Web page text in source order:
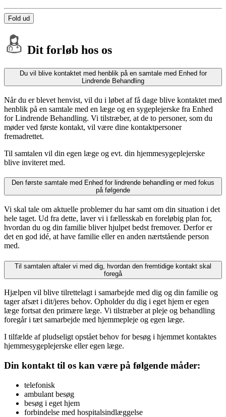
Fold ud
Dit forløb hos os
Du vil blive kontaktet med henblik på en samtale med Enhed for
Lindrende Behandling
Når du er blevet henvist, vil du i løbet af få dage blive kontaktet med
henblik på en samtale med en læge og en sygeplejerske fra Enhed
for Lindrende Behandling. Vi tilstræber, at de to personer, som du
møder ved første kontakt, vil være dine kontaktpersoner
fremadrettet.
Til samtalen vil din egen læge og evt. din hjemmesygeplejerske
blive inviteret med.
Den første samtale med Enhed for lindrende behandling er med fokus
på følgende
Vi skal tale om aktuelle problemer du har samt om din situation i det
hele taget. Ud fra dette, laver vi i fællesskab en foreløbig plan for,
hvordan du og din familie bliver hjulpet bedst fremover. Derfor er
det en god idé, at have familie eller en anden nærtstående person
med.
Til samtalen aftaler vi med dig, hvordan den fremtidige kontakt skal
foregå
Hjælpen vil blive tilrettelagt i samarbejde med dig og din familie og
tager afsæt i dit/jeres behov. Opholder du dig i eget hjem er egen
læge fortsat den primære læge. Vi tilstræber at pleje og behandling
foregår i tæt samarbejde med hjemmepleje og egen læge.
I tilfælde af pludseligt opstået behov for besøg i hjemmet kontaktes
hjemmesygeplejerske eller egen læge.
Din kontakt til os kan være på følgende måder:
telefonisk
ambulant besøg
besøg i eget hjem
forbindelse med hospitalsindlæggelse